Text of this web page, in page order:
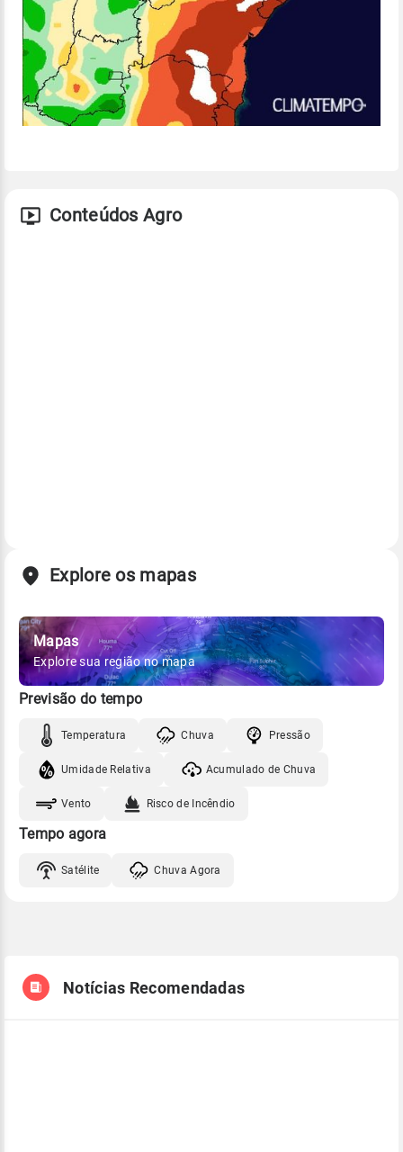
Conteúdos Agro
Explore os mapas
Mapas
Explore sua região no mapa
Previsão do tempo
Temperatura Chuva Pressão
Umidade Relativa Acumulado de Chuva
Vento Risco de Incêndio
Tempo agora
Satélite Chuva Agora
Notícias Recomendadas